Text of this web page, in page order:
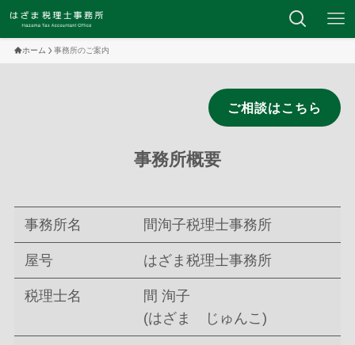
ホーム 事務所のご案内
ご相談はこちら
事務所概要
事務所名 間洵子税理士事務所
屋号 はざま税理士事務所
税理士名
間 洵子
(はざま じゅんこ)